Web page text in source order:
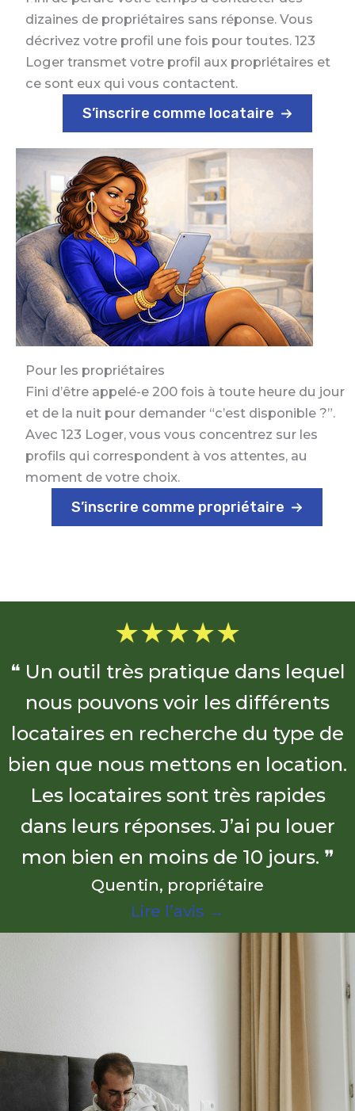
dizaines de propriétaires sans réponse. Vous
décrivez votre profil une fois pour toutes. 123
Loger transmet votre profil aux propriétaires et
ce sont eux qui vous contactent.
S’inscrire comme locataire
Pour les propriétaires
Fini d’être appelé-e 200 fois à toute heure du jour
et de la nuit pour demander “c’est disponible ?”.
Avec 123 Loger, vous vous concentrez sur les
profils qui correspondent à vos attentes, au
moment de votre choix.
S’inscrire comme propriétaire
★★★★★
❝ Un outil très pratique dans lequel
nous pouvons voir les différents
locataires en recherche du type de
bien que nous mettons en location.
Les locataires sont très rapides
dans leurs réponses. J’ai pu louer
mon bien en moins de 10 jours. ❞
Quentin, propriétaire
Lire l’avis →